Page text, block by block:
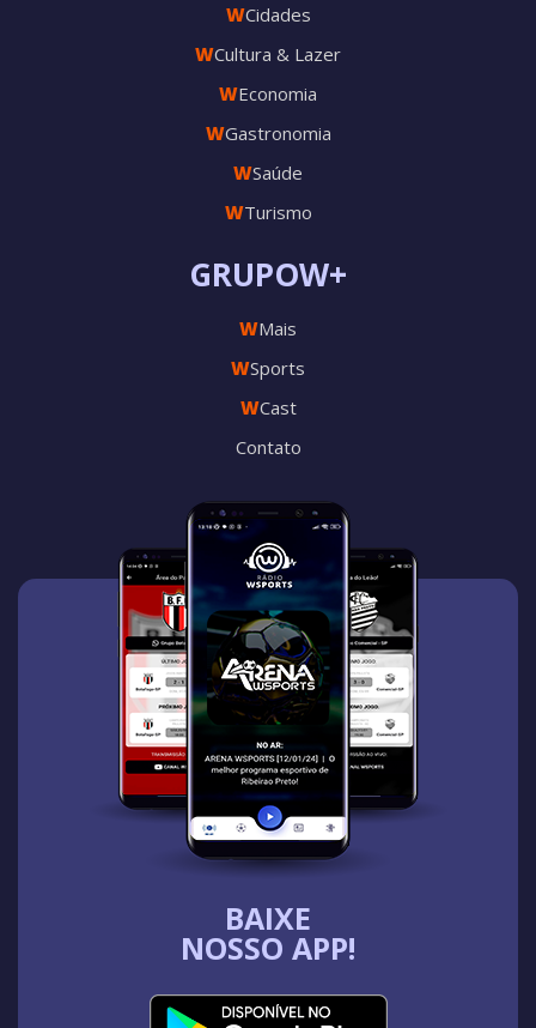
BAIXE
NOSSO APP!
GRUPOW+
WMais
WSports
WCast
Contato
WCidades
WCultura & Lazer
WEconomia
WGastronomia
WSaúde
WTurismo